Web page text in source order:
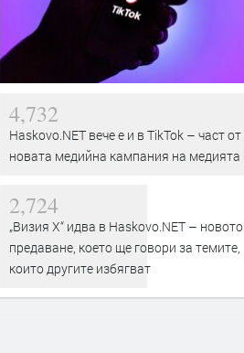
4,732
Haskovo.NET вече е и в TikTok – част от
новата медийна кампания на медията
2,724
„Визия Х“ идва в Haskovo.NET – новото
предаване, което ще говори за темите,
които другите избягват